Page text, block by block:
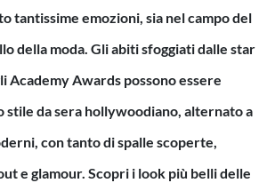
tantissime emozioni, sia nel campo del
della moda. Gli abiti sfoggiati dalle star
Academy Awards possono essere
stile da sera hollywoodiano, alternato a
con tanto di spalle scoperte,
e glamour. Scopri i look più belli delle